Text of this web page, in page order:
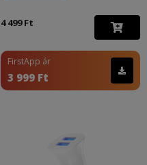
4 499 Ft
FirstApp ár
3 999 Ft